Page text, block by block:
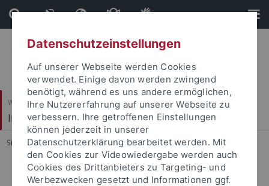
Direkt
zum
Inhalt
Direkt
zur
Fußleiste
Wirtschafts- und Sozialwissenschaftliche Fakultät
Institut für Politikwissenschaft
Sie sind hier: Startseite ... Veranstaltungen
Institutskolloquium
Datenschutzeinstellungen
Auf unserer Webseite werden Cookies
verwendet. Einige davon werden zwingend
benötigt, während es uns andere ermöglichen,
Ihre Nutzererfahrung auf unserer Webseite zu
verbessern. Ihre getroffenen Einstellungen
können jederzeit in unserer
Datenschutzerklärung bearbeitet werden. Mit
den Cookies zur Videowiedergabe werden auch
Cookies des Drittanbieters zu Targeting- und
Werbezwecken gesetzt und Informationen ggf.